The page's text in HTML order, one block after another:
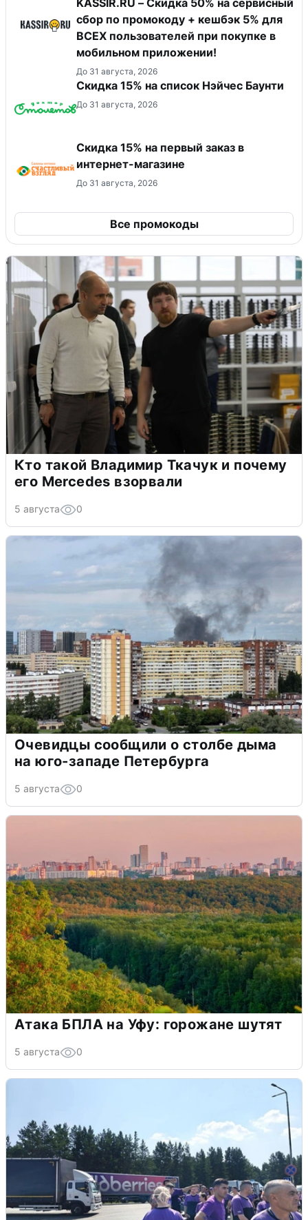
сбор по промокоду + кешбэк 5% для
ВСЕХ пользователей при покупке в
мобильном приложении!
До 31 августа, 2026
Скидка 15% на список Нэйчес Баунти
До 31 августа, 2026
Скидка 15% на первый заказ в
интернет-магазине
До 31 августа, 2026
Все промокоды
Кто такой Владимир Ткачук и почему
его Mercedes взорвали
5 августа 0
Очевидцы сообщили о столбе дыма
на юго-западе Петербурга
5 августа 0
Атака БПЛА на Уфу: горожане шутят
5 августа 0